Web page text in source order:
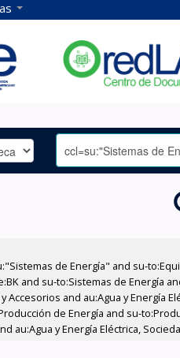
de Energía" and su-
and su-to:Sistemas de Energía
Accesorios and au:Agua y Energía
de Energía and su-
au:Agua y Energía Eléctrica,